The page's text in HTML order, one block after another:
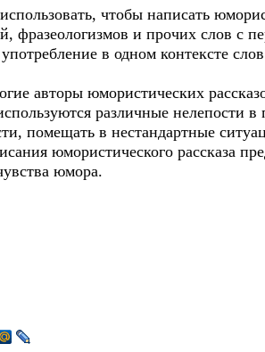
чтобы написать
фразеологизмов и прочих слов с
в одном контексте
авторы юмористических
различные нелепости
помещать в нестандартные
юмористического рассказа
юмора.